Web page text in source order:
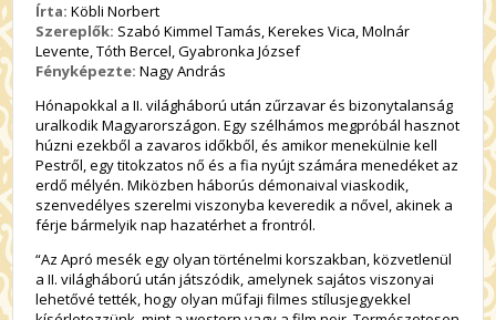
Írta: Köbli Norbert
Szereplők: Szabó Kimmel Tamás, Kerekes Vica, Molnár
Levente, Tóth Bercel, Gyabronka József
Fényképezte: Nagy András
Hónapokkal a II. világháború után zűrzavar és bizonytalanság
uralkodik Magyarországon. Egy szélhámos megpróbál hasznot
húzni ezekből a zavaros időkből, és amikor menekülnie kell
Pestről, egy titokzatos nő és a fia nyújt számára menedéket az
erdő mélyén. Miközben háborús démonaival viaskodik,
szenvedélyes szerelmi viszonyba keveredik a nővel, akinek a
férje bármelyik nap hazatérhet a frontról.
“Az Apró mesék egy olyan történelmi korszakban, közvetlenül
a II. világháború után játszódik, amelynek sajátos viszonyai
lehetővé tették, hogy olyan műfaji filmes stílusjegyekkel